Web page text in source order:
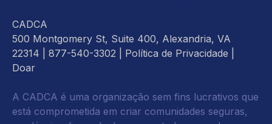
CADCA
500 Montgomery St, Suite 400, Alexandria, VA
22314 | 877-540-3302 | Política de Privacidade
Doar
A CADCA é uma organização sem fins lucrativos que
está comprometida em criar comunidades seguras,